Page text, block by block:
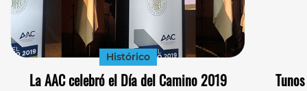
Histórico
La AAC celebró el Día del Camino 2019